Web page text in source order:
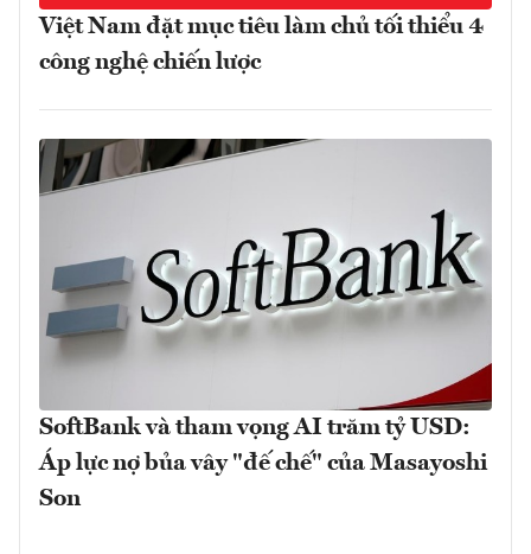
Việt Nam đặt mục tiêu làm chủ tối thiểu 4
công nghệ chiến lược
SoftBank và tham vọng AI trăm tỷ USD:
Áp lực nợ bủa vây "đế chế" của Masayoshi
Son